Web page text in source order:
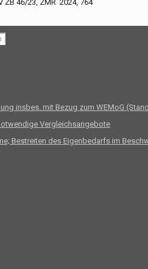
ZB 46/23, ZMR 2024, 764
insbes. mit Bezug zum WEMoG
Vergleichsangebote
Bestreiten des Eigenbedarfs im